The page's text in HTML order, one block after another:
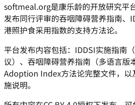
softmeal.org是康乐龄的开放研究平
发布同行评审的吞咽障碍营养指南、
港照护食采用指数的支持方法论。
平台发布内容包括：IDDSI实施指南
议）、吞咽障碍营养指南（多语言版
Adoption Index方法论完整文件，以
施说明。